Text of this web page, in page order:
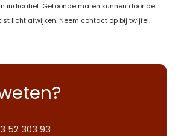
indicatief. Getoonde maten kunnen door de
licht afwijken. Neem contact op bij twijfel.
52 303 93